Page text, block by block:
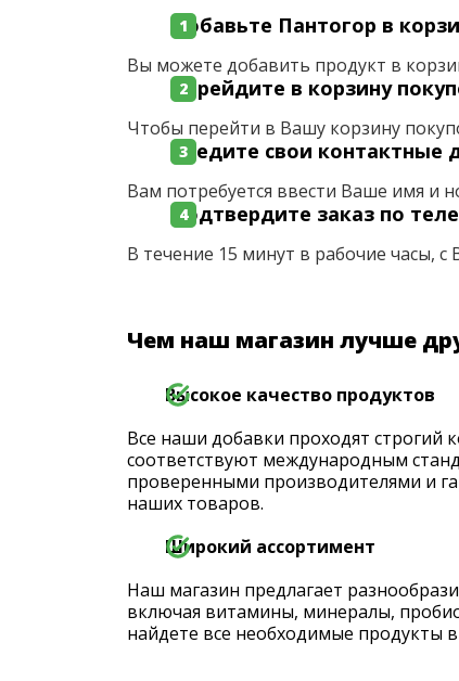
Добавьте Пантогор в
Вы можете добавить продукт в
Перейдите в корзину
Чтобы перейти в Вашу корзину
Введите свои контактные
Вам потребуется ввести Ваше имя и
Подтвердите заказ по
В течение 15 минут в рабочие часы, с
Чем наш магазин лучше
Высокое качество продуктов
Все наши добавки проходят строгий
соответствуют международным
проверенными производителями и
наших товаров.
Широкий ассортимент
Наш магазин предлагает
включая витамины, минералы,
найдете все необходимые продукты